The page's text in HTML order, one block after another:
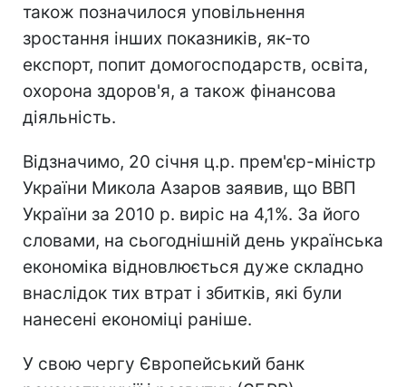
також позначилося уповільнення
зростання інших показників, як-то
експорт, попит домогосподарств, освіта,
охорона здоров'я, а також фінансова
діяльність.
Відзначимо, 20 січня ц.р. прем'єр-міністр
України Микола Азаров заявив, що ВВП
України за 2010 р. виріс на 4,1%. За його
словами, на сьогоднішній день українська
економіка відновлюється дуже складно
внаслідок тих втрат і збитків, які були
нанесені економіці раніше.
У свою чергу Європейський банк